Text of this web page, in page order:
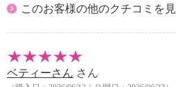
このお客様の他のクチコミを
ベティーさん さん